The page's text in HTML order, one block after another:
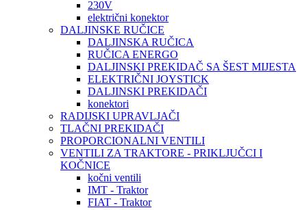
230V
električni konektor
DALJINSKE RUČICE
DALJINSKA RUČICA
RUČICA ENERGO
DALJINSKI PREKIDAČ SA ŠEST MIJESTA
ELEKTRIČNI JOYSTICK
DALJINSKI PREKIDAČI
konektori
RADIJSKI UPRAVLJAČI
TLAČNI PREKIDAČI
PROPORCIONALNI VENTILI
VENTILI ZA TRAKTORE - PRIKLJUČCI I
KOČNICE
kočni ventili
IMT - Traktor
FIAT - Traktor